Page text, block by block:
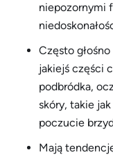
niepozornymi
Często
jakiejś części
podbródka,
skóry, takie
poczucie
Mają